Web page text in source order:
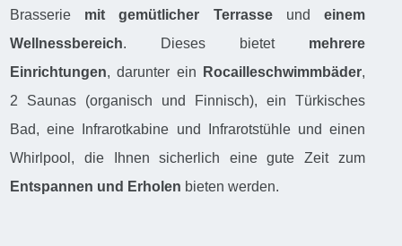
Brasserie mit gemütlicher Terrasseund einem
Wellnessbereich. Dieses bietet mehrere
Einrichtungen, darunter ein Rocailleschwimmbäder,
2 Saunas (organisch und Finnisch), ein Türkisches
Bad, eine Infrarotkabine und Infrarotstühle und einen
Whirlpool, die Ihnen sicherlich eine gute Zeit zum
Entspannen und Erholen bieten werden.